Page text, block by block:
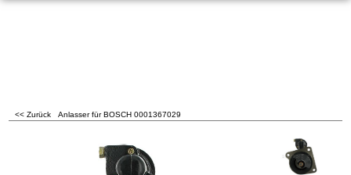
<< Zurück Anlasser für BOSCH 0001367029